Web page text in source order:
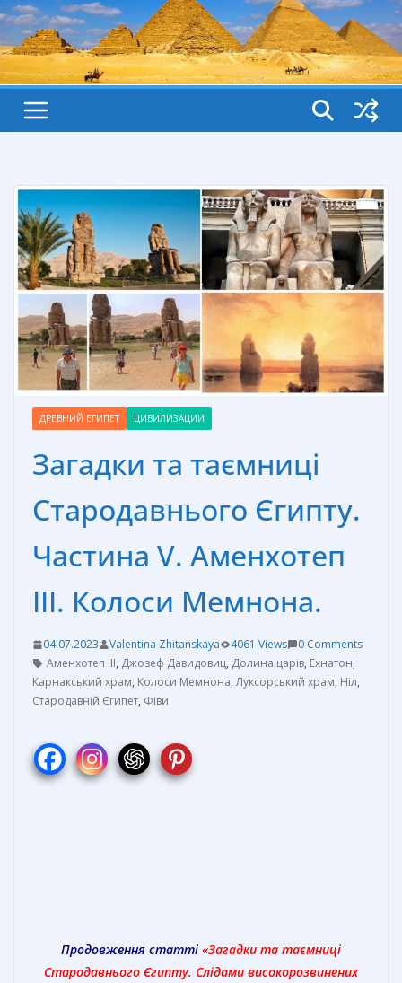
ДРЕВНИЙ ЕГИПЕТ ЦИВИЛИЗАЦИИ
Загадки та таємниці
Стародавнього Єгипту.
Частина V. Аменхотеп
ІІІ. Колоси Мемнона.
04.07.2023 Valentina Zhitanskaya 4061 Views
0 Comments
Аменхотеп III, Джозеф Давидовиц, Долина царів, Ехнатон,
Карнакський храм, Колоси Мемнона,Луксорський храм, Ніл,
Стародавній Єгипет, Фіви
Продовження статті «Загадки та таємниці
Стародавнього Єгипту. Слідами високорозвинених